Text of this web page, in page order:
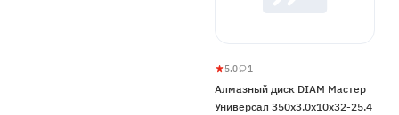
Алмазный
диск
5.0
5
1 1
Алмазный диск DIAM Мастер
Универсал 350x3.0x10x32-25.4